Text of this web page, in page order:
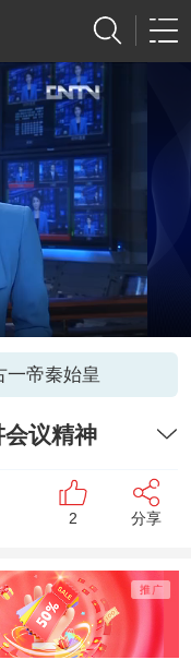
一帝秦始皇
议精神
2 分享